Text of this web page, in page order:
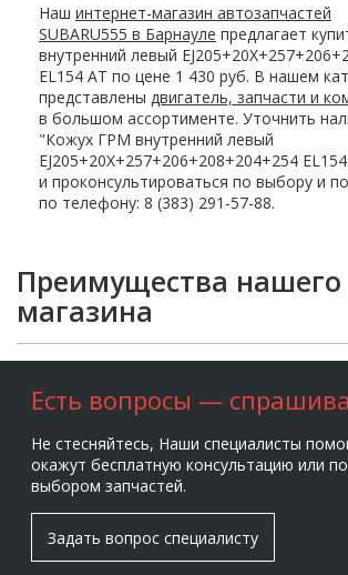
Наш интернет-магазин автозапчастей
SUBARU555 в Барнауле предлагает
внутренний левый
EL154 AT по цене 1 430 руб. В нашем
представлены двигатель, запчасти и
в большом ассортименте. Уточнить
"Кожух ГРМ внутренний левый
EJ205+20X+257+206+208+204+254
и проконсультироваться по выбору и
по телефону: 8 (383) 291-57-88.
Преимущества нашего
магазина
Есть вопросы —
Не стесняйтесь, Наши специалисты
окажут бесплатную консультацию или
выбором запчастей.
Задать вопрос специалисту